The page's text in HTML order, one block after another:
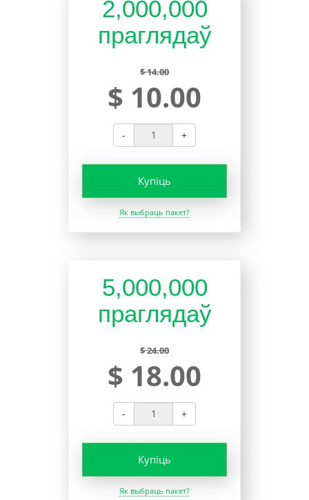
2,000,000
праглядаў
$ 14.00
$ 10.00
- +
Купіць
Як выбраць пакет?
5,000,000
праглядаў
$ 24.00
$ 18.00
- +
Купіць
Як выбраць пакет?